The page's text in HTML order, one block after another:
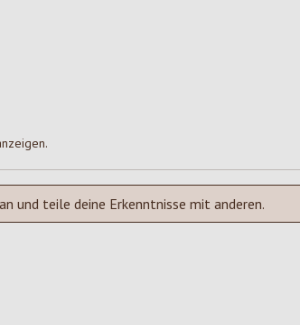
und teile deine Erkenntnisse mit anderen.